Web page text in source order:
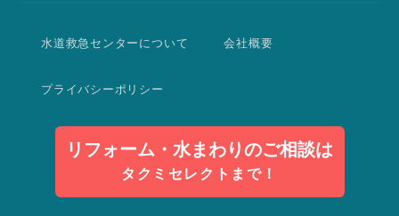
水道救急センターについて 会社概要
プライバシーポリシー
リフォーム・水まわりのご相談は
タクミセレクトまで！